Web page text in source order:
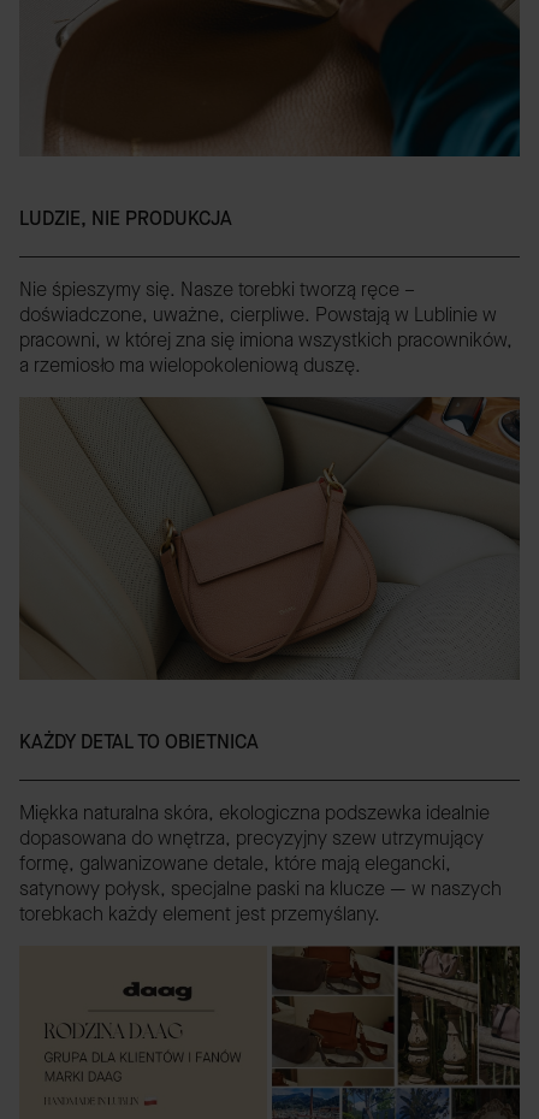
LUDZIE, NIE PRODUKCJA
Nie śpieszymy się. Nasze torebki tworzą ręce –
doświadczone, uważne, cierpliwe. Powstają w Lublinie w
pracowni, w której zna się imiona wszystkich pracowników,
a rzemiosło ma wielopokoleniową duszę.
KAŻDY DETAL TO OBIETNICA
Miękka naturalna skóra, ekologiczna podszewka idealnie
dopasowana do wnętrza, precyzyjny szew utrzymujący
formę, galwanizowane detale, które mają elegancki,
satynowy połysk, specjalne paski na klucze — w naszych
torebkach każdy element jest przemyślany.